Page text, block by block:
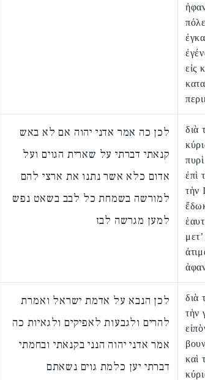
εἰς
לכן כה אמר אדני יהוה אם לא באש
קנאתי דברתי על שארית הגוים ועל
אדום כלא אשר נתנו את ארצי להם
למורשה בשמחת כל לבב בשאט נפש
למען מגרשה לבז
διὰ
ἐπὶ
τὴν
לכן הנבא על אדמת ישראל ואמרת
להרים ולגבעות לאפיקים ולגאיות כה
אמר אדני יהוה הנני בקנאתי ובחמתי
דברתי יען כלמת גוים נשאתם
διὰ
τὴν
καὶ